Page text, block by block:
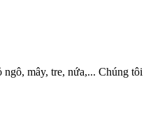
mây, tre, nứa,... Chúng tôi